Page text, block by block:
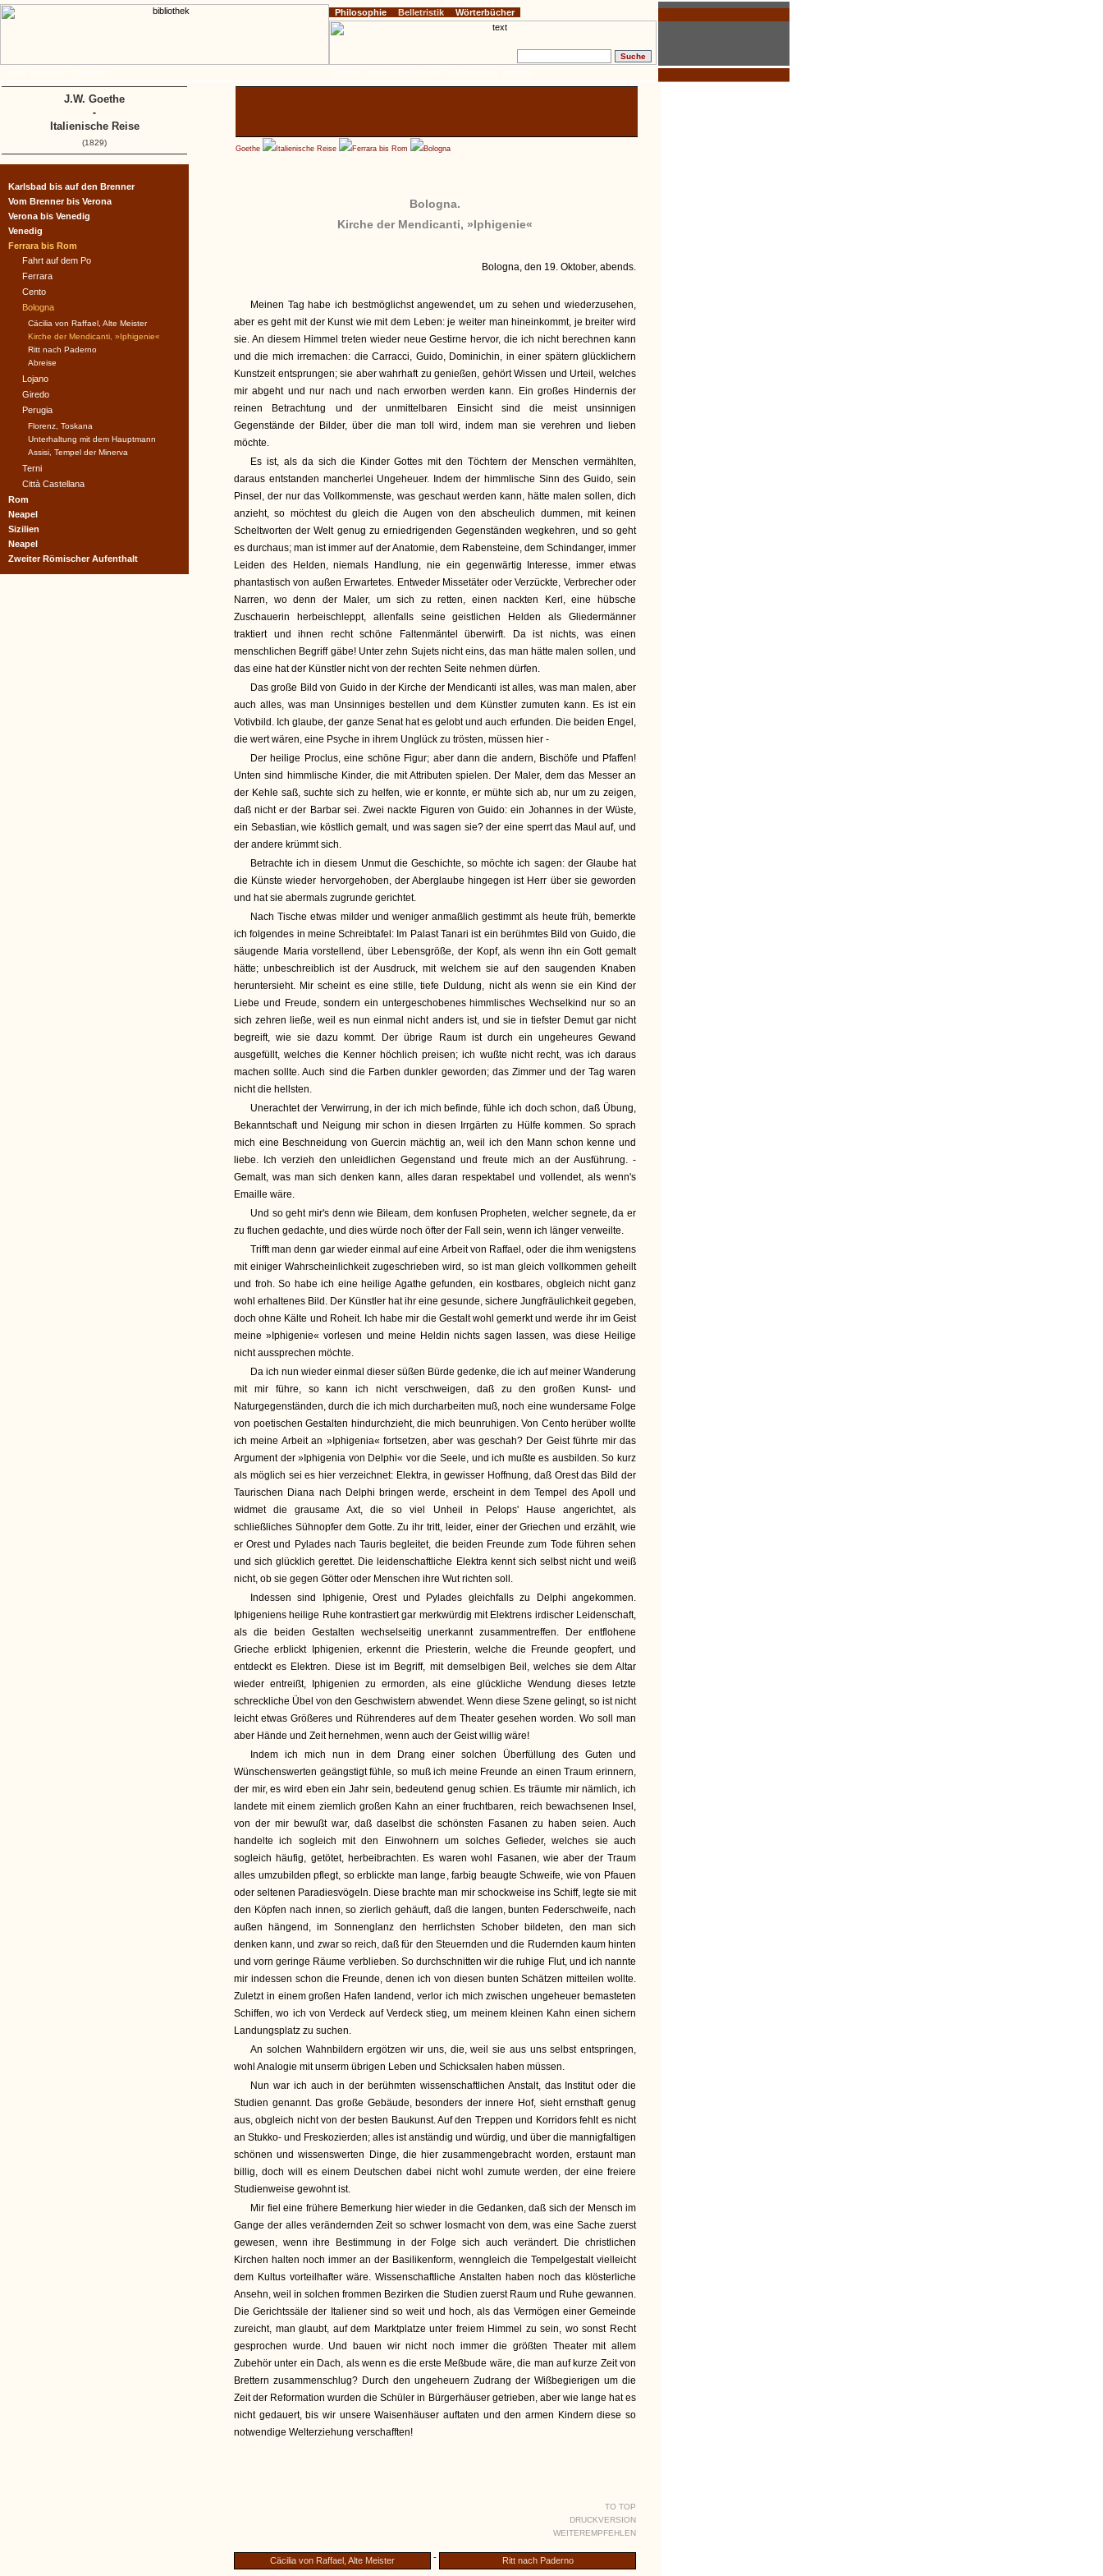
Goethe Italienische Reise Ferrara bis Rom Bologna
Bologna.
Kirche der Mendicanti, »Iphigenie«
Bologna, den 19. Oktober, abends.
Meinen Tag habe ich bestmöglichst angewendet, um zu sehen und wiederzusehen,
aber es geht mit der Kunst wie mit dem Leben: je weiter man hineinkommt, je breiter wird
sie. An diesem Himmel treten wieder neue Gestirne hervor, die ich nicht berechnen kann
und die mich irremachen: die Carracci, Guido, Dominichin, in einer spätern glücklichern
Kunstzeit entsprungen; sie aber wahrhaft zu genießen, gehört Wissen und Urteil, welches
mir abgeht und nur nach und nach erworben werden kann. Ein großes Hindernis der
reinen Betrachtung und der unmittelbaren Einsicht sind die meist unsinnigen
Gegenstände der Bilder, über die man toll wird, indem man sie verehren und lieben
möchte.
Es ist, als da sich die Kinder Gottes mit den Töchtern der Menschen vermählten,
daraus entstanden mancherlei Ungeheuer. Indem der himmlische Sinn des Guido, sein
Pinsel, der nur das Vollkommenste, was geschaut werden kann, hätte malen sollen, dich
anzieht, so möchtest du gleich die Augen von den abscheulich dummen, mit keinen
Scheltworten der Welt genug zu erniedrigenden Gegenständen wegkehren, und so geht
es durchaus; man ist immer auf der Anatomie, dem Rabensteine, dem Schindanger, immer
Leiden des Helden, niemals Handlung, nie ein gegenwärtig Interesse, immer etwas
phantastisch von außen Erwartetes. Entweder Missetäter oder Verzückte, Verbrecher oder
Narren, wo denn der Maler, um sich zu retten, einen nackten Kerl, eine hübsche
Zuschauerin herbeischleppt, allenfalls seine geistlichen Helden als Gliedermänner
traktiert und ihnen recht schöne Faltenmäntel überwirft. Da ist nichts, was einen
menschlichen Begriff gäbe! Unter zehn Sujets nicht eins, das man hätte malen sollen, und
das eine hat der Künstler nicht von der rechten Seite nehmen dürfen.
Das große Bild von Guido in der Kirche der Mendicanti ist alles, was man malen, aber
auch alles, was man Unsinniges bestellen und dem Künstler zumuten kann. Es ist ein
Votivbild. Ich glaube, der ganze Senat hat es gelobt und auch erfunden. Die beiden Engel,
die wert wären, eine Psyche in ihrem Unglück zu trösten, müssen hier -
Der heilige Proclus, eine schöne Figur; aber dann die andern, Bischöfe und Pfaffen!
Unten sind himmlische Kinder, die mit Attributen spielen. Der Maler, dem das Messer an
der Kehle saß, suchte sich zu helfen, wie er konnte, er mühte sich ab, nur um zu zeigen,
daß nicht er der Barbar sei. Zwei nackte Figuren von Guido: ein Johannes in der Wüste,
ein Sebastian, wie köstlich gemalt, und was sagen sie? der eine sperrt das Maul auf, und
der andere krümmt sich.
Betrachte ich in diesem Unmut die Geschichte, so möchte ich sagen: der Glaube hat
die Künste wieder hervorgehoben, der Aberglaube hingegen ist Herr über sie geworden
und hat sie abermals zugrunde gerichtet.
Nach Tische etwas milder und weniger anmaßlich gestimmt als heute früh, bemerkte
ich folgendes in meine Schreibtafel: Im Palast Tanari ist ein berühmtes Bild von Guido, die
säugende Maria vorstellend, über Lebensgröße, der Kopf, als wenn ihn ein Gott gemalt
hätte; unbeschreiblich ist der Ausdruck, mit welchem sie auf den saugenden Knaben
heruntersieht. Mir scheint es eine stille, tiefe Duldung, nicht als wenn sie ein Kind der
Liebe und Freude, sondern ein untergeschobenes himmlisches Wechselkind nur so an
sich zehren ließe, weil es nun einmal nicht anders ist, und sie in tiefster Demut gar nicht
begreift, wie sie dazu kommt. Der übrige Raum ist durch ein ungeheures Gewand
ausgefüllt, welches die Kenner höchlich preisen; ich wußte nicht recht, was ich daraus
machen sollte. Auch sind die Farben dunkler geworden; das Zimmer und der Tag waren
nicht die hellsten.
Unerachtet der Verwirrung, in der ich mich befinde, fühle ich doch schon, daß Übung,
Bekanntschaft und Neigung mir schon in diesen Irrgärten zu Hülfe kommen. So sprach
mich eine Beschneidung von Guercin mächtig an, weil ich den Mann schon kenne und
liebe. Ich verzieh den unleidlichen Gegenstand und freute mich an der Ausführung. -
Gemalt, was man sich denken kann, alles daran respektabel und vollendet, als wenn's
Emaille wäre.
Und so geht mir's denn wie Bileam, dem konfusen Propheten, welcher segnete, da er
zu fluchen gedachte, und dies würde noch öfter der Fall sein, wenn ich länger verweilte.
Trifft man denn gar wieder einmal auf eine Arbeit von Raffael, oder die ihm wenigstens
mit einiger Wahrscheinlichkeit zugeschrieben wird, so ist man gleich vollkommen geheilt
und froh. So habe ich eine heilige Agathe gefunden, ein kostbares, obgleich nicht ganz
wohl erhaltenes Bild. Der Künstler hat ihr eine gesunde, sichere Jungfräulichkeit gegeben,
doch ohne Kälte und Roheit. Ich habe mir die Gestalt wohl gemerkt und werde ihr im Geist
meine »Iphigenie« vorlesen und meine Heldin nichts sagen lassen, was diese Heilige
nicht aussprechen möchte.
Da ich nun wieder einmal dieser süßen Bürde gedenke, die ich auf meiner Wanderung
mit mir führe, so kann ich nicht verschweigen, daß zu den großen Kunst- und
Naturgegenständen, durch die ich mich durcharbeiten muß, noch eine wundersame Folge
von poetischen Gestalten hindurchzieht, die mich beunruhigen. Von Cento herüber wollte
ich meine Arbeit an »Iphigenia« fortsetzen, aber was geschah? Der Geist führte mir das
Argument der »Iphigenia von Delphi« vor die Seele, und ich mußte es ausbilden. So kurz
als möglich sei es hier verzeichnet: Elektra, in gewisser Hoffnung, daß Orest das Bild der
Taurischen Diana nach Delphi bringen werde, erscheint in dem Tempel des Apoll und
widmet die grausame Axt, die so viel Unheil in Pelops' Hause angerichtet, als
schließliches Sühnopfer dem Gotte. Zu ihr tritt, leider, einer der Griechen und erzählt, wie
er Orest und Pylades nach Tauris begleitet, die beiden Freunde zum Tode führen sehen
und sich glücklich gerettet. Die leidenschaftliche Elektra kennt sich selbst nicht und weiß
nicht, ob sie gegen Götter oder Menschen ihre Wut richten soll.
Indessen sind Iphigenie, Orest und Pylades gleichfalls zu Delphi angekommen.
Iphigeniens heilige Ruhe kontrastiert gar merkwürdig mit Elektrens irdischer Leidenschaft,
als die beiden Gestalten wechselseitig unerkannt zusammentreffen. Der entflohene
Grieche erblickt Iphigenien, erkennt die Priesterin, welche die Freunde geopfert, und
entdeckt es Elektren. Diese ist im Begriff, mit demselbigen Beil, welches sie dem Altar
wieder entreißt, Iphigenien zu ermorden, als eine glückliche Wendung dieses letzte
schreckliche Übel von den Geschwistern abwendet. Wenn diese Szene gelingt, so ist nicht
leicht etwas Größeres und Rührenderes auf dem Theater gesehen worden. Wo soll man
aber Hände und Zeit hernehmen, wenn auch der Geist willig wäre!
Indem ich mich nun in dem Drang einer solchen Überfüllung des Guten und
Wünschenswerten geängstigt fühle, so muß ich meine Freunde an einen Traum erinnern,
der mir, es wird eben ein Jahr sein, bedeutend genug schien. Es träumte mir nämlich, ich
landete mit einem ziemlich großen Kahn an einer fruchtbaren, reich bewachsenen Insel,
von der mir bewußt war, daß daselbst die schönsten Fasanen zu haben seien. Auch
handelte ich sogleich mit den Einwohnern um solches Gefieder, welches sie auch
sogleich häufig, getötet, herbeibrachten. Es waren wohl Fasanen, wie aber der Traum
alles umzubilden pflegt, so erblickte man lange, farbig beaugte Schweife, wie von Pfauen
oder seltenen Paradiesvögeln. Diese brachte man mir schockweise ins Schiff, legte sie mit
den Köpfen nach innen, so zierlich gehäuft, daß die langen, bunten Federschweife, nach
außen hängend, im Sonnenglanz den herrlichsten Schober bildeten, den man sich
denken kann, und zwar so reich, daß für den Steuernden und die Rudernden kaum hinten
und vorn geringe Räume verblieben. So durchschnitten wir die ruhige Flut, und ich nannte
mir indessen schon die Freunde, denen ich von diesen bunten Schätzen mitteilen wollte.
Zuletzt in einem großen Hafen landend, verlor ich mich zwischen ungeheuer bemasteten
Schiffen, wo ich von Verdeck auf Verdeck stieg, um meinem kleinen Kahn einen sichern
Landungsplatz zu suchen.
An solchen Wahnbildern ergötzen wir uns, die, weil sie aus uns selbst entspringen,
wohl Analogie mit unserm übrigen Leben und Schicksalen haben müssen.
Nun war ich auch in der berühmten wissenschaftlichen Anstalt, das Institut oder die
Studien genannt. Das große Gebäude, besonders der innere Hof, sieht ernsthaft genug
aus, obgleich nicht von der besten Baukunst. Auf den Treppen und Korridors fehlt es nicht
an Stukko- und Freskozierden; alles ist anständig und würdig, und über die mannigfaltigen
schönen und wissenswerten Dinge, die hier zusammengebracht worden, erstaunt man
billig, doch will es einem Deutschen dabei nicht wohl zumute werden, der eine freiere
Studienweise gewohnt ist.
Mir fiel eine frühere Bemerkung hier wieder in die Gedanken, daß sich der Mensch im
Gange der alles verändernden Zeit so schwer losmacht von dem, was eine Sache zuerst
gewesen, wenn ihre Bestimmung in der Folge sich auch verändert. Die christlichen
Kirchen halten noch immer an der Basilikenform, wenngleich die Tempelgestalt vielleicht
dem Kultus vorteilhafter wäre. Wissenschaftliche Anstalten haben noch das klösterliche
Ansehn, weil in solchen frommen Bezirken die Studien zuerst Raum und Ruhe gewannen.
Die Gerichtssäle der Italiener sind so weit und hoch, als das Vermögen einer Gemeinde
zureicht, man glaubt, auf dem Marktplatze unter freiem Himmel zu sein, wo sonst Recht
gesprochen wurde. Und bauen wir nicht noch immer die größten Theater mit allem
Zubehör unter ein Dach, als wenn es die erste Meßbude wäre, die man auf kurze Zeit von
Brettern zusammenschlug? Durch den ungeheuern Zudrang der Wißbegierigen um die
Zeit der Reformation wurden die Schüler in Bürgerhäuser getrieben, aber wie lange hat es
nicht gedauert, bis wir unsere Waisenhäuser auftaten und den armen Kindern diese so
notwendige Welterziehung verschafften!
TO TOP
DRUCKVERSION
WEITEREMPFEHLEN
Cäcilia von Raffael, Alte Meister - Ritt nach Paderno
Karlsbad bis auf den Brenner
Vom Brenner bis Verona
Verona bis Venedig
Venedig
Ferrara bis Rom
Fahrt auf dem Po
Ferrara
Cento
Bologna
Cäcilia von Raffael, Alte Meister
Kirche der Mendicanti, »Iphigenie«
Ritt nach Paderno
Abreise
Lojano
Giredo
Perugia
Florenz, Toskana
Unterhaltung mit dem Hauptmann
Assisi, Tempel der Minerva
Terni
Città Castellana
Rom
Neapel
Sizilien
Neapel
Zweiter Römischer Aufenthalt
Philosophie Belletristik Wörterbücher
J.W. Goethe
-
Italienische Reise
(1829)